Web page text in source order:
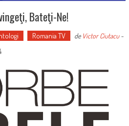
Bateţi-Ne!
Romania TV de Victor Ciutacu-